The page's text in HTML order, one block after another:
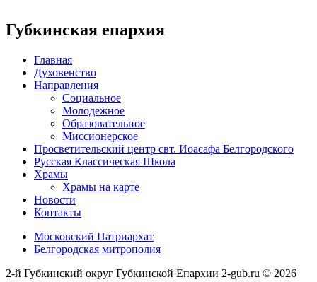
Губкинская епархия
Главная
Духовенство
Направления
Социальное
Молодежное
Образовательное
Миссионерское
Просветительский центр свт. Иоасафа Белгородского
Русская Классическая Школа
Храмы
Храмы на карте
Новости
Контакты
Московский Патриархат
Белгородская митрополия
2-й Губкинский округ Губкинской Епархии 2-gub.ru © 2026